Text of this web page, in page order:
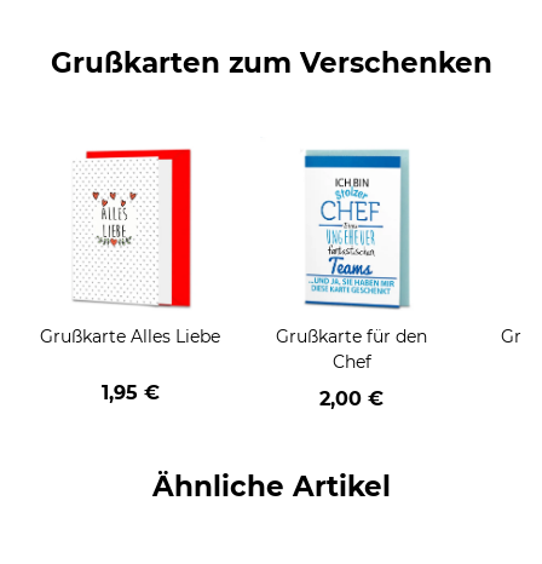
Grußkarten zum Verschenken
Grußkarte Alles Liebe
1,95 €
Grußkarte für den
Chef
2,00 €
Ähnliche Artikel